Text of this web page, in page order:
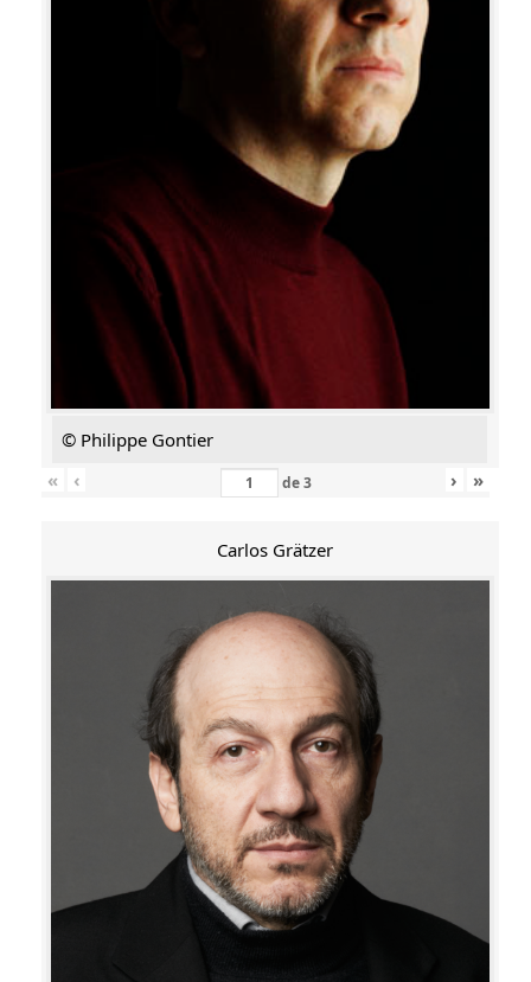
© Philippe Gontier
«
‹ de3 › »
Carlos Grätzer